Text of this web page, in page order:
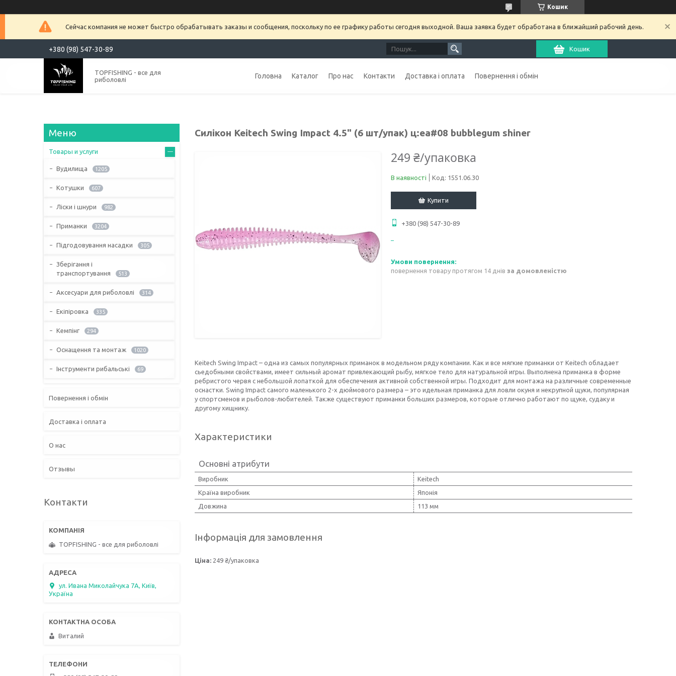
Кошик
Сейчас компания не может быстро обрабатывать заказы и сообщения, поскольку по ее графику работы сегодня выходной. Ваша заявка будет обработана в ближайший рабочий день.
+380 (98) 547-30-89 Кошик
TOPFISHING - все для
риболовлі
Головна Каталог Про нас Контакти Доставка і оплата Повернення і обмін
Силікон Keitech Swing Impact 4.5" (6 шт/упак) ц:ea#08 bubblegum shiner
249 ₴/упаковка
В наявності Код: 1551.06.30
Купити
+380 (98) 547-30-89
повернення товару протягом 14 днів за домовленістю
Keitech Swing Impact – одна из самых популярных приманок в модельном ряду компании. Как и все мягкие приманки от Keitech обладает
сьедобными свойствами, имеет сильный аромат привлекающий рыбу, мягкое тело для натуральной игры. Выполнена приманка в форме
ребристого червя с небольшой лопаткой для обеспечения активной собственной игры. Подходит для монтажа на различные современные
оснастки. Swing Impact самого маленького 2-х дюймового размера – это идельная приманка для ловли окуня и некрупной щуки, популярная
у спортсменов и рыболов-любителей. Также существуют приманки больших размеров, которые отлично работают по щуке, судаку и
другому хищнику.
Характеристики
Основні атрибути
Виробник
Keitech
Країна виробник
Японія
Довжина
113 мм
Інформація для замовлення
Ціна: 249 ₴/упаковка
Товары и услуги
Вудилища 1205
Котушки 607
Ліски і шнури 982
Приманки 3204
Підгодовування насадки 305
Зберігання і
транспортування
513
Аксесуари для риболовлі 314
Екіпіровка 335
Кемпінг 294
Оснащення та монтаж 1020
Інструменти рибальські 69
Повернення і обмін
Доставка і оплата
О нас
Отзывы
Контакти
TOPFISHING - все для риболовлі
ул. Ивана Миколайчука 7А, Київ,
Україна
Виталий